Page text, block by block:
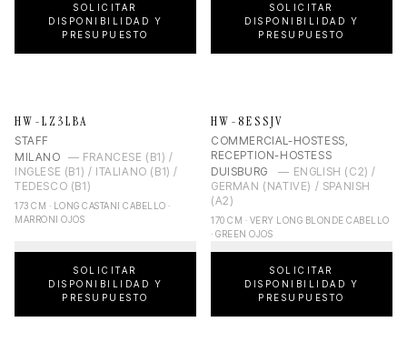
SOLICITAR
DISPONIBILIDAD Y
PRESUPUESTO
SOLICITAR
DISPONIBILIDAD Y
PRESUPUESTO
HW-LZ3LBA
STAFF
MILANO — FRANCESE (B1) /
INGLESE (B1) / ITALIANO (B1) /
TEDESCO (B1)
173 CM · LONG CASTANI CABELLO ·
MARRONI OJOS
SOLICITAR
DISPONIBILIDAD Y
PRESUPUESTO
HW-8ESSJV
COMMERCIAL-HOSTESS,
RECEPTION-HOSTESS
DUISBURG
— ENGLISH (C2) /
GERMAN (NATIVE) / SPANISH
(A2)
170 CM · VERY LONG BLONDE CABELLO
· GREEN OJOS
SOLICITAR
DISPONIBILIDAD Y
PRESUPUESTO